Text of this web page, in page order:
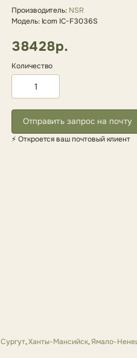
Производитель: NSR
Модель: Icom IC-F3036S
38428р.
Количество
Отправить запрос на почту
⚡ Откроется ваш почтовый клиент
Сургут,Ханты-Мансийск,Ямало-